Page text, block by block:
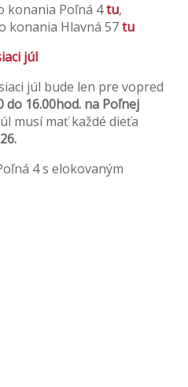
konania Poľná 4tu,
konania Hlavná 57tu
júl
júl bude len pre vopred
do 16.00hod. na Poľnej
musí mať každé dieťa
4 s elokovaným